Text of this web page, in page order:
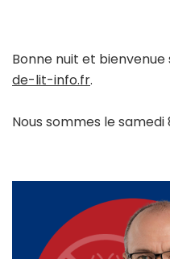
Bonne nuit et bienvenue
de-lit-info.fr.
Nous sommes le samedi